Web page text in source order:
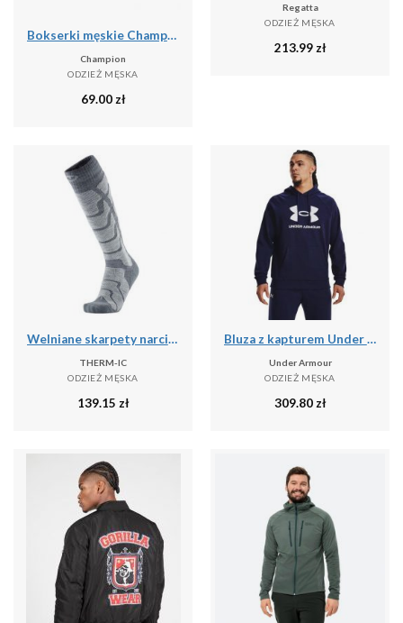
Bokserki męskie Champion 2 szt.
Champion
ODZIEŻ MĘSKA
69.00zł
Regatta
ODZIEŻ MĘSKA
213.99 zł
Welniane skarpety narciarski czlowiek Therm-ic Ski Warm wysokosc kolana
THERM-IC
ODZIEŻ MĘSKA
139.15 zł
Bluza z kapturem Under Armour Rival Fleece, Mężczyźni
Under Armour
ODZIEŻ MĘSKA
309.80zł